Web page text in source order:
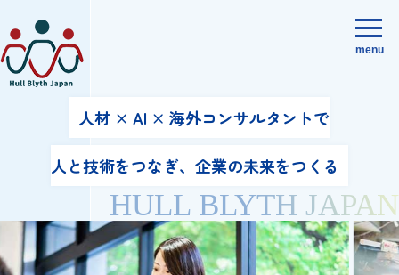
menu
人材 × AI × 海外コンサルタントで
人と技術をつなぎ、企業の未来をつくる
HULL BLYTH JAPAN